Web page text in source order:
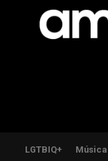
LGTBIQ+ Música